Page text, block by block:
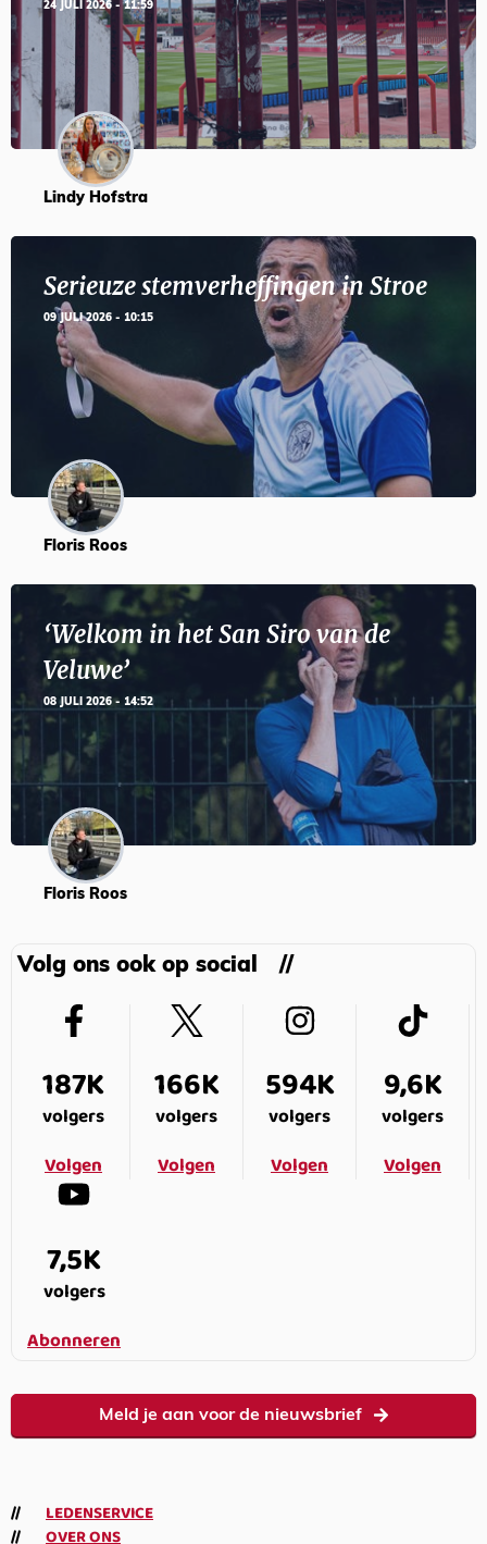
24 JULI 2026 - 11:59
Lindy Hofstra
Serieuze stemverheffingen in Stroe
09 JULI 2026 - 10:15
Floris Roos
‘Welkom in het San Siro van de
Veluwe’
08 JULI 2026 - 14:52
Floris Roos
Volg ons ook op social
187K
volgers
Volgen
166K
volgers
Volgen
594K
volgers
Volgen
9,6K
volgers
Volgen
7,5K
volgers
Abonneren
Meld je aan voor de nieuwsbrief
LEDENSERVICE
OVER ONS